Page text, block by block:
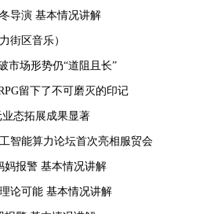
导演 基本情况讲解
街区音乐）
市场形势仍“道阻且长”
留下了不可磨灭的印记
态拓展成果显著
智能算力论坛首次亮相服贸会
妈报警 基本情况讲解
论可能 基本情况讲解